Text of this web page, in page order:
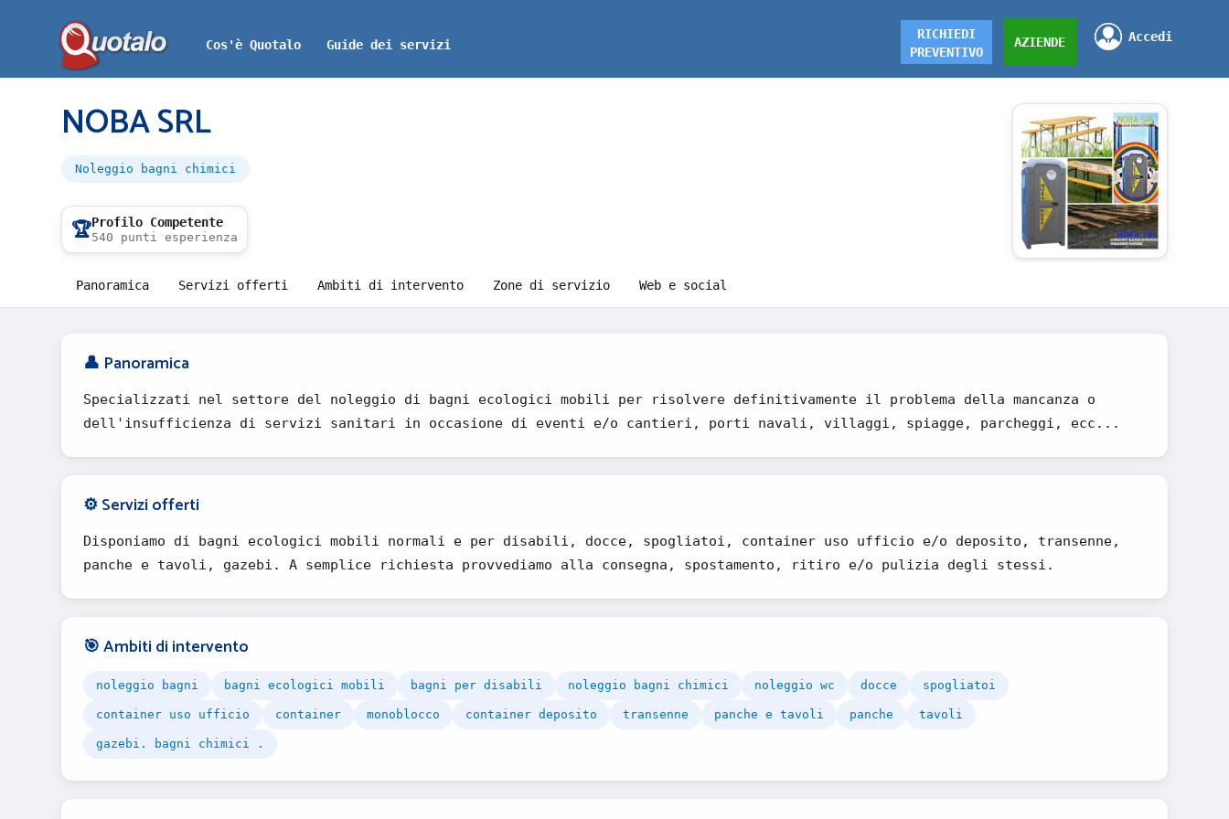
Cos'è Quotalo Guide dei servizi
Accedi
AZIENDE
RICHIEDI
PREVENTIVO
NOBA SRL
Noleggio bagni chimici
🏆Profilo Competente
540 punti esperienza
Panoramica Servizi offerti Ambiti di intervento Zone di servizio Web e social
👤 Panoramica
Specializzati nel settore del noleggio di bagni ecologici mobili per risolvere definitivamente il problema della mancanza o
dell'insufficienza di servizi sanitari in occasione di eventi e/o cantieri, porti navali, villaggi, spiagge, parcheggi, ecc...
⚙️ Servizi offerti
Disponiamo di bagni ecologici mobili normali e per disabili, docce, spogliatoi, container uso ufficio e/o deposito, transenne,
panche e tavoli, gazebi. A semplice richiesta provvediamo alla consegna, spostamento, ritiro e/o pulizia degli stessi.
🎯 Ambiti di intervento
noleggio bagni bagni ecologici mobili bagni per disabili noleggio bagni chimici noleggio wc docce spogliatoi
container uso ufficio container monoblocco container deposito transenne panche e tavoli panche tavoli
gazebi. bagni chimici .